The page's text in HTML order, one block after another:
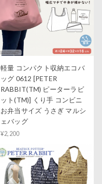
軽量 コンパクト収納エコバ
ッグ 0612 [PETER
RABBIT(TM) ピーターラビ
ット(TM)] くり手 コンビニ
お弁当サイズ うさぎ マルシ
ェバッグ
¥2,200